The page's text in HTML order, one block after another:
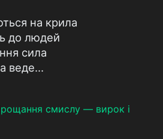
на крила
до людей
сила
веде…
смислу — вирок і